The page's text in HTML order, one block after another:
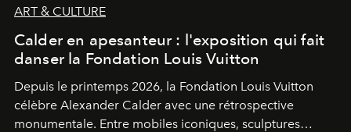
ART & CULTURE
Calder en apesanteur : l'exposition qui fait
danser la Fondation Louis Vuitton
Depuis le printemps 2026, la Fondation Louis Vuitton
célèbre Alexander Calder avec une rétrospective
monumentale. Entre mobiles iconiques, sculptures